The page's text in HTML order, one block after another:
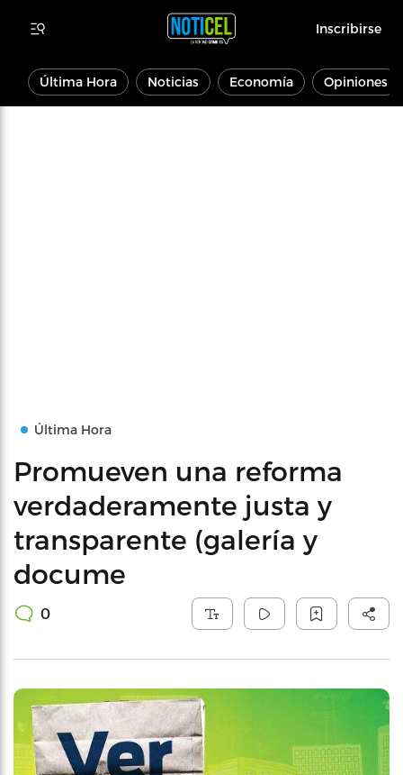
Inscribirse
Última Hora Noticias Economía Opiniones
Última Hora
Promueven una reforma
verdaderamente justa y
transparente (galería y
docume
0